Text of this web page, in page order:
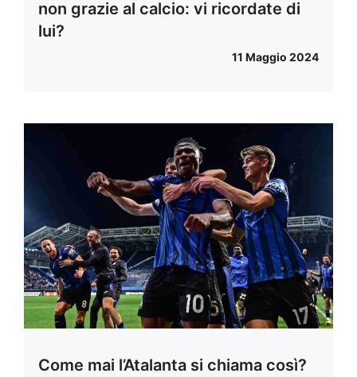
non grazie al calcio: vi ricordate di
lui?
11 Maggio 2024
Come mai l’Atalanta si chiama così?